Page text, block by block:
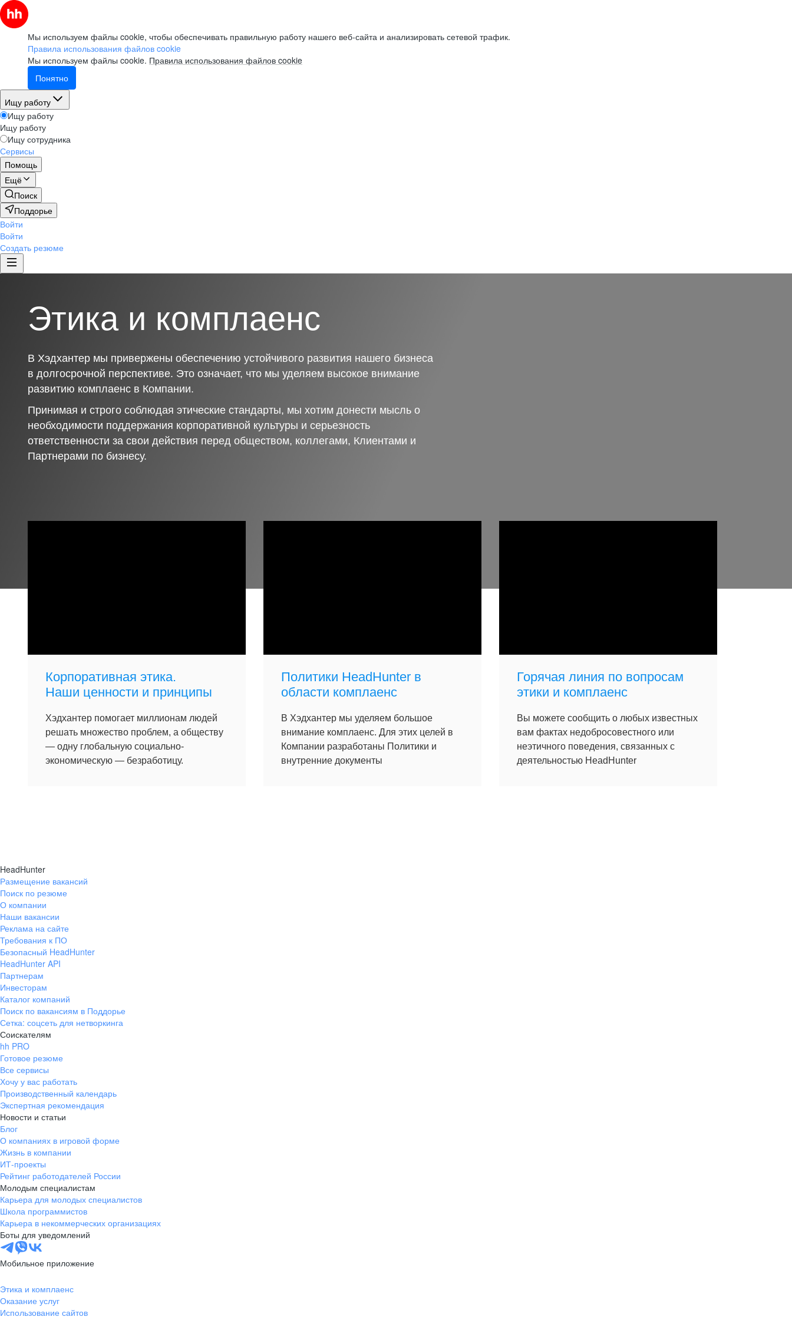
Мы используем файлы cookie, чтобы обеспечивать правильную работу нашего веб-сайта и анализировать сетевой трафик.
Правила использования файлов cookie
Мы используем файлы cookie. Правила использования файлов cookie
Понятно
Ищу работу
Ищу работу
Ищу работу
Ищу сотрудника
Сервисы
Помощь
Ещё
Поиск
Поддорье
Войти
Войти
Создать резюме
Этика и комплаенс
В Хэдхантер мы привержены обеспечению устойчивого развития нашего бизнеса
в долгосрочной перспективе. Это означает, что мы уделяем высокое внимание
развитию комплаенс в Компании.
Принимая и строго соблюдая этические стандарты, мы хотим донести мысль о
необходимости поддержания корпоративной культуры и серьезность
ответственности за свои действия перед обществом, коллегами, Клиентами и
Партнерами по бизнесу.
Корпоративная этика.
Наши ценности и принципы
Хэдхантер помогает миллионам людей
решать множество проблем, а обществу
— одну глобальную социально-
экономическую — безработицу.
Политики HeadHunter в
области комплаенс
В Хэдхантер мы уделяем большое
внимание комплаенс. Для этих целей в
Компании разработаны Политики и
внутренние документы
Горячая линия по вопросам
этики и комплаенс
Вы можете сообщить о любых известных
вам фактах недобросовестного или
неэтичного поведения, связанных с
деятельностью HeadHunter
HeadHunter
Размещение вакансий
Поиск по резюме
О компании
Наши вакансии
Реклама на сайте
Требования к ПО
Безопасный HeadHunter
HeadHunter API
Партнерам
Инвесторам
Каталог компаний
Поиск по вакансиям в Поддорье
Сетка: соцсеть для нетворкинга
Соискателям
hh PRO
Готовое резюме
Все сервисы
Хочу у вас работать
Производственный календарь
Экспертная рекомендация
Новости и статьи
Блог
О компаниях в игровой форме
Жизнь в компании
ИТ-проекты
Рейтинг работодателей России
Молодым специалистам
Карьера для молодых специалистов
Школа программистов
Карьера в некоммерческих организациях
Боты для уведомлений
Мобильное приложение
Этика и комплаенс
Оказание услуг
Использование сайтов